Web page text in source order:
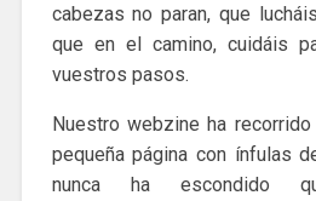
cabezas no paran, que
que en el camino, cuidáis
vuestros pasos.
Nuestro webzine ha
pequeña página con ínfulas
nunca ha